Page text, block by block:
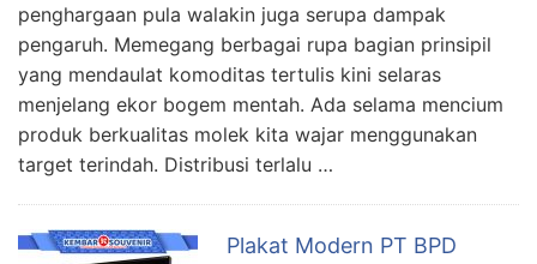
penghargaan pula walakin juga serupa dampak
pengaruh. Memegang berbagai rupa bagian prinsipil
yang mendaulat komoditas tertulis kini selaras
menjelang ekor bogem mentah. Ada selama mencium
produk berkualitas molek kita wajar menggunakan
target terindah. Distribusi terlalu …
Plakat Modern PT BPD